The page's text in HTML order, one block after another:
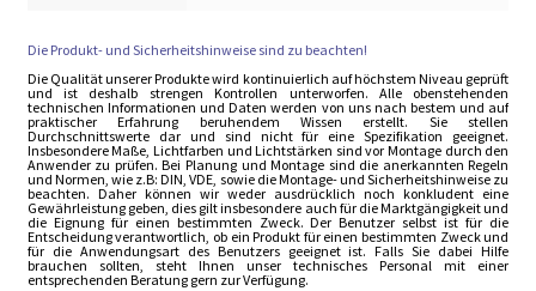
Die Produkt- und Sicherheitshinweise sind zu beachten!
Die Qualität unserer Produkte wird kontinuierlich auf höchstem Niveau geprüft
und ist deshalb strengen Kontrollen unterworfen. Alle obenstehenden
technischen Informationen und Daten werden von uns nach bestem und auf
praktischer Erfahrung beruhendem Wissen erstellt. Sie stellen
Durchschnittswerte dar und sind nicht für eine Spezifikation geeignet.
Insbesondere Maße, Lichtfarben und Lichtstärken sind vor Montage durch den
Anwender zu prüfen. Bei Planung und Montage sind die anerkannten Regeln
und Normen, wie z.B: DIN, VDE, sowie die Montage- und Sicherheitshinweise zu
beachten. Daher können wir weder ausdrücklich noch konkludent eine
Gewährleistung geben, dies gilt insbesondere auch für die Marktgängigkeit und
die Eignung für einen bestimmten Zweck. Der Benutzer selbst ist für die
Entscheidung verantwortlich, ob ein Produkt für einen bestimmten Zweck und
für die Anwendungsart des Benutzers geeignet ist. Falls Sie dabei Hilfe
brauchen sollten, steht Ihnen unser technisches Personal mit einer
entsprechenden Beratung gern zur Verfügung.